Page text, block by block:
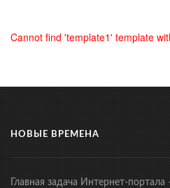
Cannot find 'template1' template
НОВЫЕ ВРЕМЕНА
Главная задача Интернет-